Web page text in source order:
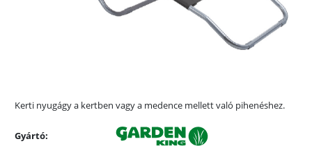
Kerti nyugágy a kertben vagy a medence mellett való pihenéshez.
Gyártó: